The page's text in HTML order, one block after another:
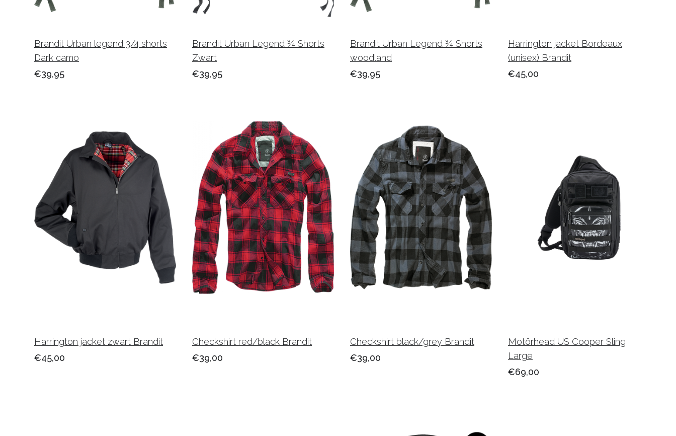
Brandit Urban legend 3/4 shorts
Dark camo
€39,95
Brandit Urban Legend ¾ Shorts
Zwart
€39,95
Brandit Urban Legend ¾ Shorts
woodland
€39,95
Harrington jacket Bordeaux
(unisex) Brandit
€45,00
Harrington jacket zwart Brandit
€45,00
Checkshirt red/black Brandit
€39,00
Checkshirt black/grey Brandit
€39,00
Motörhead US Cooper Sling
Large
€69,00